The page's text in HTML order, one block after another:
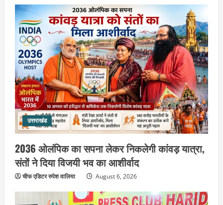
उत्तराखंड
2036 ओलंपिक का सपना लेकर निकलेगी कांवड़ यात्रा,
संतों ने दिया विजयी भव का आशीर्वाद
चीफ एडिटर रुपेश वालिया August 6, 2026
2
उत्तराखंड
2036 ओलंपिक का सपना लेकर निकलेगी
कांवड़ यात्रा, संतों ने दिया विजयी भव का
आशीर्वाद
August 6, 2026
उत्तराखंड
एसआईआर के तहत जारी किए जा रहे नोटिसों
पर कांग्रेस ने जतायी आपत्ति, मतदाताओं को
परेशान करने का लगाया आरोप
August 6, 2026
उत्तराखंड
महंत यति रामस्वरूप आनंद गिरि को लेकर पूरे
दिन चला हाई वोल्टेज ड्रामा, चौकी से अपने
साथ ले गए यति नरसिंहानंद गिरी